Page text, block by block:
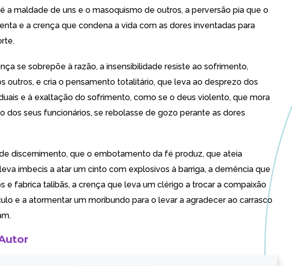
a maldade de uns e o masoquismo de outros, a perversão pia que o
e a crença que condena a vida com as dores inventadas para
se sobrepõe à razão, a insensibilidade resiste ao sofrimento,
outros, e cria o pensamento totalitário, que leva ao desprezo dos
e à exaltação do sofrimento, como se o deus violento, que mora
dos seus funcionários, se rebolasse de gozo perante as dores
discernimento, que o embotamento da fé produz, que ateia
imbecis a atar um cinto com explosivos à barriga, a demência que
e fabrica talibãs, a crença que leva um clérigo a trocar a compaixão
e a atormentar um moribundo para o levar a agradecer ao carrasco